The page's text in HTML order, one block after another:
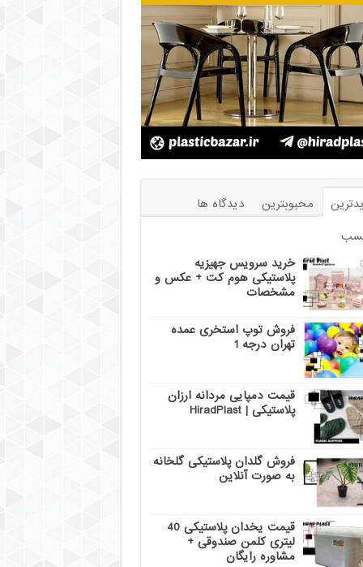
محبوبترین
دیدگاه ها
خرید سرویس جهیزیه
پلاستیکی هوم کت + عکس و
مشخصات
فروش توپ استخری عمده
تهران درجه 1
قیمت دمپایی مردانه ارزان
پلاستیکی | HiradPlast
فروش گلدان پلاستیکی گلخانه
به صورت آنلاین
قیمت یخدان پلاستیکی 40
لیتری کلمن صندوقی +
مشاوره رایگان